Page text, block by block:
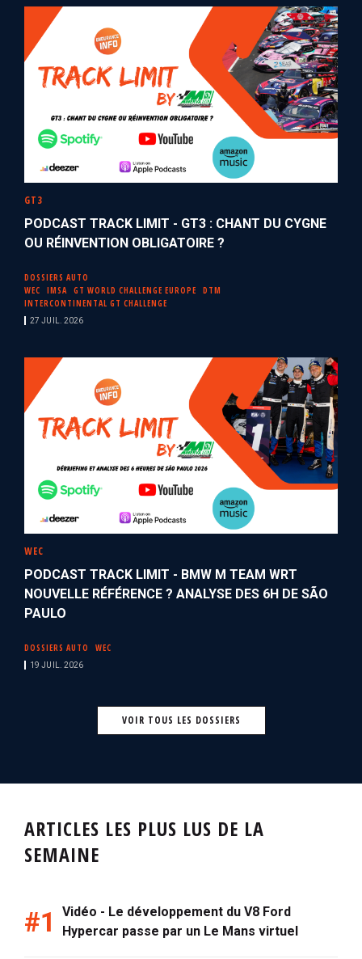
GT3
PODCAST TRACK LIMIT - GT3 : CHANT DU CYGNE
OU RÉINVENTION OBLIGATOIRE ?
DOSSIERS AUTO
WEC
IMSA GT WORLD CHALLENGE EUROPE
DTM
INTERCONTINENTAL GT CHALLENGE
27 JUIL. 2026
WEC
PODCAST TRACK LIMIT - BMW M TEAM WRT
NOUVELLE RÉFÉRENCE ? ANALYSE DES 6H DE SÃO
PAULO
DOSSIERS AUTO WEC
19 JUIL. 2026
VOIR TOUS LES DOSSIERS
ARTICLES LES PLUS LUS DE LA
SEMAINE
Vidéo - Le développement du V8 Ford
Hypercar passe par un Le Mans virtuel